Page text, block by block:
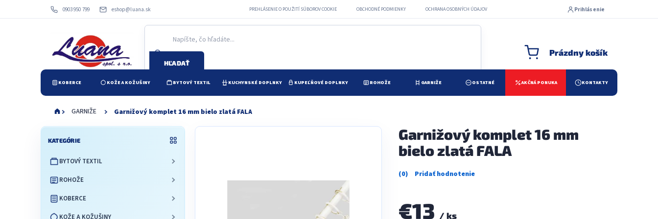
0903 950 799 eshop@luana.sk PREHLÁSENIE O POUŽITÍ SÚBOROV COOKIE OBCHODNÉ PODMIENKY OCHRANA OSOBNÝCH ÚDAJOV Prihlásenie
HĽADAŤ
NÁKUPNÝ KOŠÍK
Prázdny košík
KOBERCE KOŽE A KOŽUŠINY BYTOVÝ TEXTIL KUCHYNSKÉ DOPLNKY KUPEĽŇOVÉ DOPLNKY ROHOŽE GARNIŽE OSTATNÉ AKČNÁ PONUKA KONTAKTY
GARNIŽE Garnižový komplet 16 mm bielo zlatá FALA
B
Preskočiť
KATEGÓRIE
BYTOVÝ TEXTIL
ROHOŽE
KOBERCE
KOŽE A KOŽUŠINY
Garnižový komplet 16 mm
bielo zlatá FALA
Priemerné
0,0
z
€13 / ks